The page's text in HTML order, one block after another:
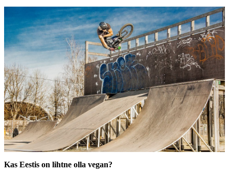
Kas Eestis on lihtne olla vegan?